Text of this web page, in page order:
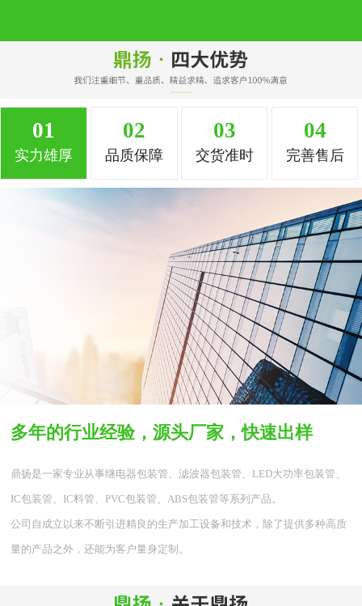
01
实力雄厚
02
品质保障
03
交货准时
04
完善售后
多年的行业经验，源头厂家，快速出样
鼎扬是一家专业从事继电器包装管、滤波器包装管、LED大功率包装管、
IC包装管、IC料管、PVC包装管、ABS包装管等系列产品。
公司自成立以来不断引进精良的生产加工设备和技术，除了提供多种高质
量的产品之外，还能为客户量身定制。